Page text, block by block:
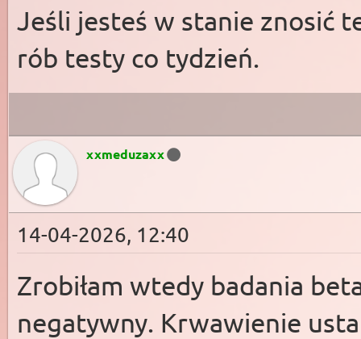
Jeśli jesteś w stanie znosić
rób testy co tydzień.
xxmeduzaxx
14-04-2026, 12:40
Zrobiłam wtedy badania
negatywny. Krwawienie